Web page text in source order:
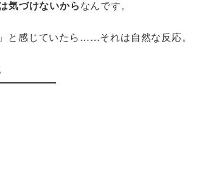
気づけないからなんです。
と感じていたら……それは自然な反応。